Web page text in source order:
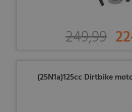
249,99
(25N1a)125cc Dirtbike